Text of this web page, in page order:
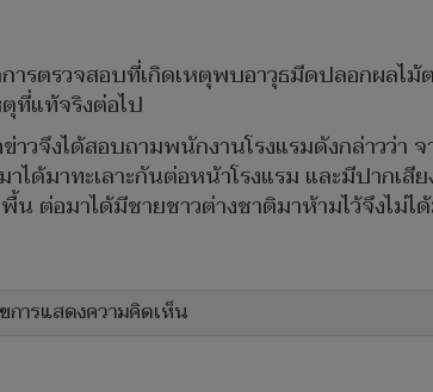
ารตรวจสอบที่เกิดเหตุพบอาวุธมีดปลอกผลไ
ที่แท้จริงต่อไป
าวจึงได้สอบถามพนักงานโรงแรมดังกล่าวว่า
ได้มาทะเลาะกันต่อหน้าโรงแรม และมีปากเ
น ต่อมาได้มีชายชาวต่างชาติมาห้ามไว้จึงไม่
การแสดงความคิดเห็น